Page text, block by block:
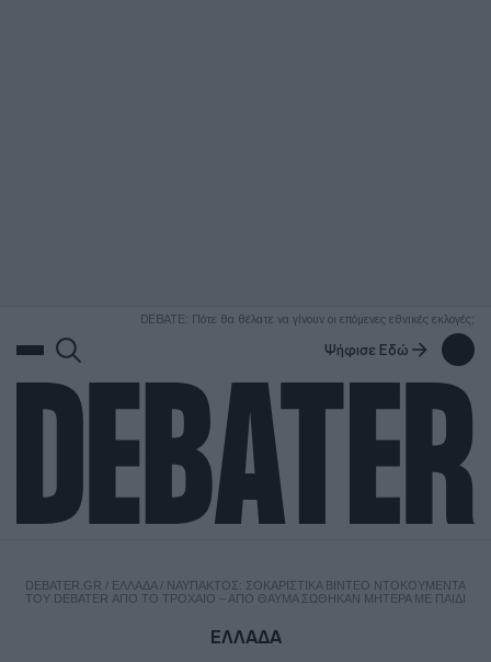
DEBATE: Πότε θα θέλατε να γίνουν οι επόμενες εθνικές εκλογές;
Ψήφισε Εδώ
DEBATER.GR / ΕΛΛΑΔΑ/ ΝΑΎΠΑΚΤΟΣ: ΣΟΚΑΡΙΣΤΙΚΆ ΒΊΝΤΕΟ ΝΤΟΚΟΥΜΈΝΤΑ
ΤΟΥ DEBATER ΑΠΌ ΤΟ ΤΡΟΧΑΊΟ – ΑΠΌ ΘΑΎΜΑ ΣΏΘΗΚΑΝ ΜΗΤΈΡΑ ΜΕ ΠΑΙΔΊ
ΕΛΛΑΔΑ